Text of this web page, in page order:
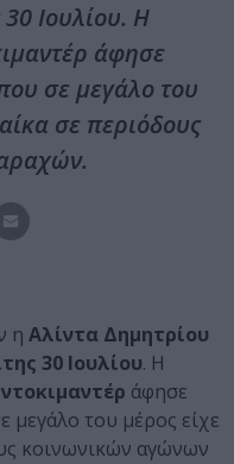
Ιουλίου. Η
άφησε
σε μεγάλο του
σε περιόδους
η Αλίντα Δημητρίου
30 Ιουλίου. Η
άφησε
μεγάλο του μέρος είχε
κοινωνικών αγώνων